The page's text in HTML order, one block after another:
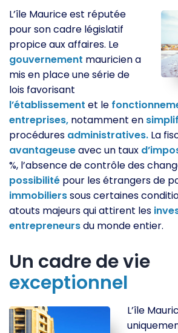
L’île Maurice est réputée
pour son cadre législatif
propice aux affaires. Le
gouvernement mauricien a
mis en place une série de
lois favorisant
l’établissement et le
entreprises, notamment en
procédures administratives. La
avantageuseavec un taux
%, l’absence de contrôle des
possibilité pour les étrangers de
immobilierssous certaines
atouts majeurs qui attirent les
entrepreneursdu monde entier.
Un cadre de vie
exceptionnel
L’île